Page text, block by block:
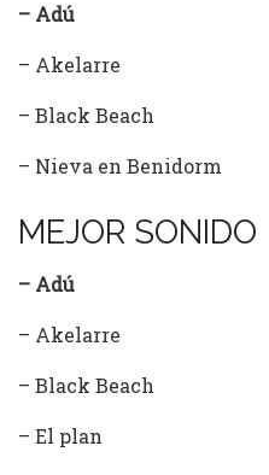
– Adú
– Akelarre
– Black Beach
– Nieva en Benidorm
MEJOR SONIDO
– Adú
– Akelarre
– Black Beach
– El plan